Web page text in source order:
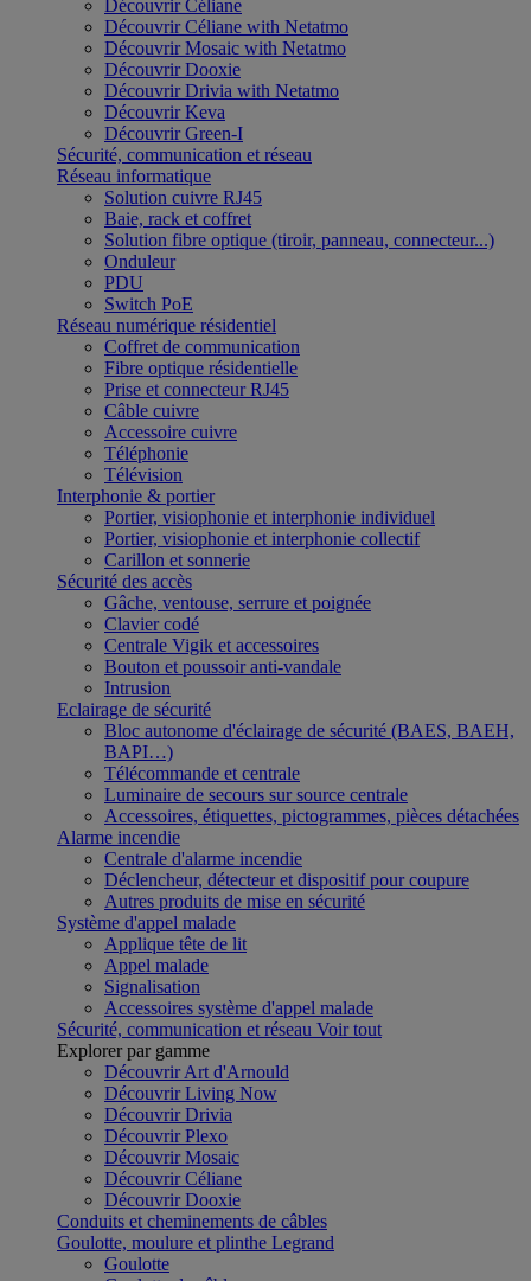
Découvrir Céliane
Découvrir Céliane with Netatmo
Découvrir Mosaic with Netatmo
Découvrir Dooxie
Découvrir Drivia with Netatmo
Découvrir Keva
Découvrir Green-I
Sécurité, communication et réseau
Réseau informatique
Solution cuivre RJ45
Baie, rack et coffret
Solution fibre optique (tiroir, panneau, connecteur...)
Onduleur
PDU
Switch PoE
Réseau numérique résidentiel
Coffret de communication
Fibre optique résidentielle
Prise et connecteur RJ45
Câble cuivre
Accessoire cuivre
Téléphonie
Télévision
Interphonie & portier
Portier, visiophonie et interphonie individuel
Portier, visiophonie et interphonie collectif
Carillon et sonnerie
Sécurité des accès
Gâche, ventouse, serrure et poignée
Clavier codé
Centrale Vigik et accessoires
Bouton et poussoir anti-vandale
Intrusion
Eclairage de sécurité
Bloc autonome d'éclairage de sécurité (BAES, BAEH,
BAPI…)
Télécommande et centrale
Luminaire de secours sur source centrale
Accessoires, étiquettes, pictogrammes, pièces détachées
Alarme incendie
Centrale d'alarme incendie
Déclencheur, détecteur et dispositif pour coupure
Autres produits de mise en sécurité
Système d'appel malade
Applique tête de lit
Appel malade
Signalisation
Accessoires système d'appel malade
Sécurité, communication et réseau Voir tout
Explorer par gamme
Découvrir Art d'Arnould
Découvrir Living Now
Découvrir Drivia
Découvrir Plexo
Découvrir Mosaic
Découvrir Céliane
Découvrir Dooxie
Conduits et cheminements de câbles
Goulotte, moulure et plinthe Legrand
Goulotte